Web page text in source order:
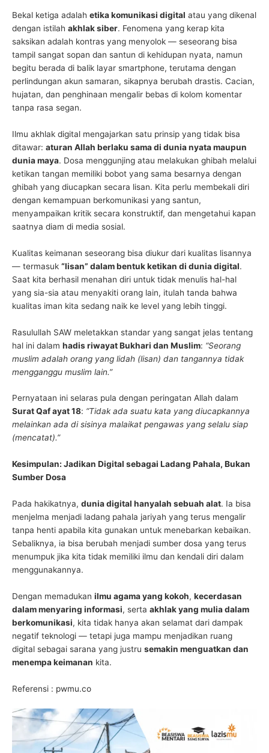
Bekal ketiga adalah etika komunikasi digital atau yang dikenal
dengan istilah akhlak siber. Fenomena yang kerap kita
saksikan adalah kontras yang menyolok — seseorang bisa
tampil sangat sopan dan santun di kehidupan nyata, namun
begitu berada di balik layar smartphone, terutama dengan
perlindungan akun samaran, sikapnya berubah drastis. Cacian,
hujatan, dan penghinaan mengalir bebas di kolom komentar
tanpa rasa segan.
Ilmu akhlak digital mengajarkan satu prinsip yang tidak bisa
ditawar: aturan Allah berlaku sama di dunia nyata maupun
dunia maya. Dosa menggunjing atau melakukan ghibah melalui
ketikan tangan memiliki bobot yang sama besarnya dengan
ghibah yang diucapkan secara lisan. Kita perlu membekali diri
dengan kemampuan berkomunikasi yang santun,
menyampaikan kritik secara konstruktif, dan mengetahui kapan
saatnya diam di media sosial.
Kualitas keimanan seseorang bisa diukur dari kualitas lisannya
— termasuk “lisan” dalam bentuk ketikan di dunia digital.
Saat kita berhasil menahan diri untuk tidak menulis hal-hal
yang sia-sia atau menyakiti orang lain, itulah tanda bahwa
kualitas iman kita sedang naik ke level yang lebih tinggi.
Rasulullah SAW meletakkan standar yang sangat jelas tentang
hal ini dalam hadis riwayat Bukhari dan Muslim: “Seorang
muslim adalah orang yang lidah (lisan) dan tangannya tidak
mengganggu muslim lain.”
Pernyataan ini selaras pula dengan peringatan Allah dalam
Surat Qaf ayat 18: “Tidak ada suatu kata yang diucapkannya
melainkan ada di sisinya malaikat pengawas yang selalu siap
(mencatat).”
Kesimpulan: Jadikan Digital sebagai Ladang Pahala, Bukan
Sumber Dosa
Pada hakikatnya, dunia digital hanyalah sebuah alat. Ia bisa
menjelma menjadi ladang pahala jariyah yang terus mengalir
tanpa henti apabila kita gunakan untuk menebarkan kebaikan.
Sebaliknya, ia bisa berubah menjadi sumber dosa yang terus
menumpuk jika kita tidak memiliki ilmu dan kendali diri dalam
menggunakannya.
Dengan memadukan ilmu agama yang kokoh, kecerdasan
dalam menyaring informasi, serta akhlak yang mulia dalam
berkomunikasi, kita tidak hanya akan selamat dari dampak
negatif teknologi — tetapi juga mampu menjadikan ruang
digital sebagai sarana yang justru semakin menguatkan dan
menempa keimanan kita.
Referensi : pwmu.co